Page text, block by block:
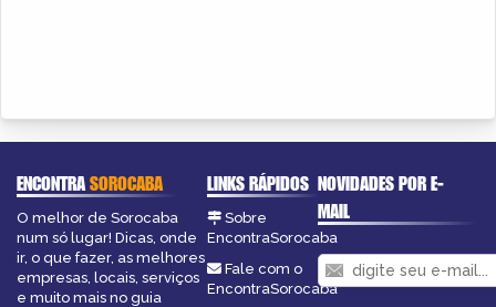
ENCONTRASOROCABA
O melhor de Sorocaba
num só lugar! Dicas, onde
ir, o que fazer, as melhores
empresas, locais, serviços
e muito mais no guia
LINKS RÁPIDOS
Sobre
EncontraSorocaba
Fale com o
EncontraSorocaba
NOVIDADES POR E-
MAIL